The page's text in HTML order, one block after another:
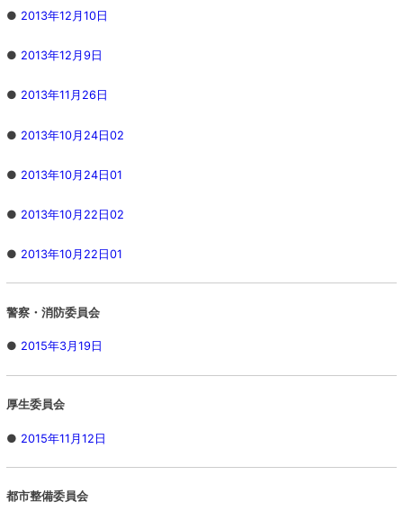
● 2013年12月10日
● 2013年12月9日
● 2013年11月26日
● 2013年10月24日02
● 2013年10月24日01
● 2013年10月22日02
● 2013年10月22日01
警察・消防委員会
● 2015年3月19日
厚生委員会
● 2015年11月12日
都市整備委員会